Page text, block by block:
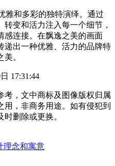
雅和多彩的独特演绎。通过
变和活力注入每一个细节，
感连接。在飘逸之美的画面
递出一种优雅、活力的品牌特
。
17:31:44
考，文中商标及图像版权归属
用，非商务用途。如有侵犯到
删除或更换。
理念和寓意